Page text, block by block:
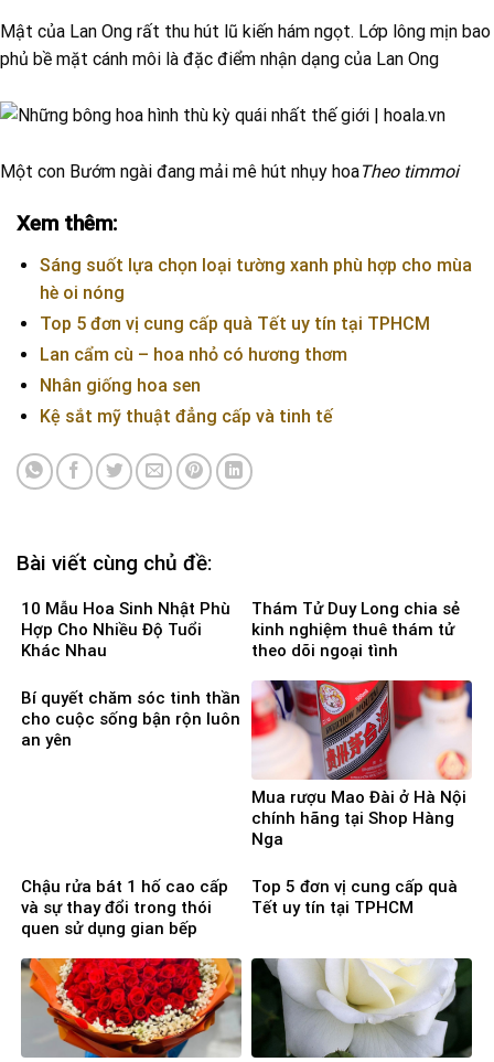
Mật của Lan Ong rất thu hút lũ kiến hám ngọt. Lớp lông mịn bao
phủ bề mặt cánh môi là đặc điểm nhận dạng của Lan Ong
Một con Bướm ngài đang mải mê hút nhụy hoaTheo timmoi
Xem thêm:
Sáng suốt lựa chọn loại tường xanh phù hợp cho mùa
hè oi nóng
Top 5 đơn vị cung cấp quà Tết uy tín tại TPHCM
Lan cẩm cù – hoa nhỏ có hương thơm
Nhân giống hoa sen
Kệ sắt mỹ thuật đẳng cấp và tinh tế
Bài viết cùng chủ đề:
10 Mẫu Hoa Sinh Nhật Phù
Hợp Cho Nhiều Độ Tuổi
Khác Nhau
Thám Tử Duy Long chia sẻ
kinh nghiệm thuê thám tử
theo dõi ngoại tình
Bí quyết chăm sóc tinh thần
cho cuộc sống bận rộn luôn
an yên
Mua rượu Mao Đài ở Hà Nội
chính hãng tại Shop Hàng
Nga
Chậu rửa bát 1 hố cao cấp
và sự thay đổi trong thói
quen sử dụng gian bếp
Top 5 đơn vị cung cấp quà
Tết uy tín tại TPHCM